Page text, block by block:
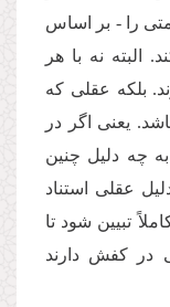
را - بر اساس
نه با هر
بلكه عقلى كه
یعنى اگر در
چه دلیل چنین
عقلى استناد
تبیین شود تا
در كفش دارند